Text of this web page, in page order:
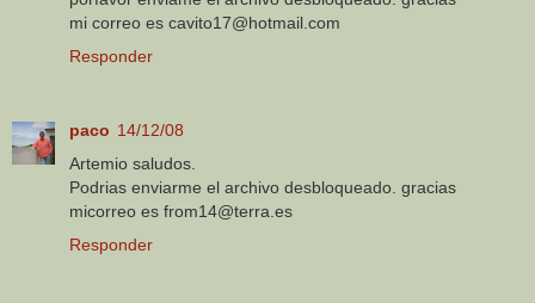
mi correo es cavito17@hotmail.com
Responder
paco 14/12/08
Artemio saludos.
Podrias enviarme el archivo desbloqueado. gracias
micorreo es from14@terra.es
Responder